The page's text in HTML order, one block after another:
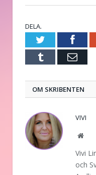
DELA.
Twitter
Tumblr E-
OM SKRIBENTEN
VIVI
Vivi
och